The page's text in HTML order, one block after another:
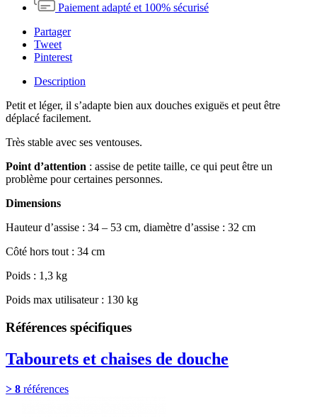
Paiement adapté et 100% sécurisé
Partager
Tweet
Pinterest
Description
Petit et léger, il s’adapte bien aux douches exiguës et peut être
déplacé facilement.
Très stable avec ses ventouses.
Point d’attention : assise de petite taille, ce qui peut être un
problème pour certaines personnes.
Dimensions
Hauteur d’assise : 34 – 53 cm, diamètre d’assise : 32 cm
Côté hors tout : 34 cm
Poids : 1,3 kg
Poids max utilisateur : 130 kg
Références spécifiques
Tabourets et chaises de douche
> 8 références